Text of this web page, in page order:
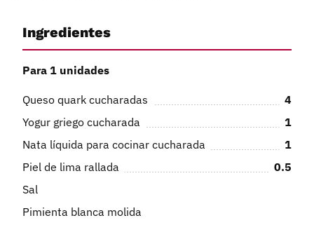
Ingredientes
Para 1 unidades
Queso quark cucharadas
4
Yogur griego cucharada
1
Nata líquida para cocinar cucharada
1
Piel de lima rallada
0.5
Sal
Pimienta blanca molida